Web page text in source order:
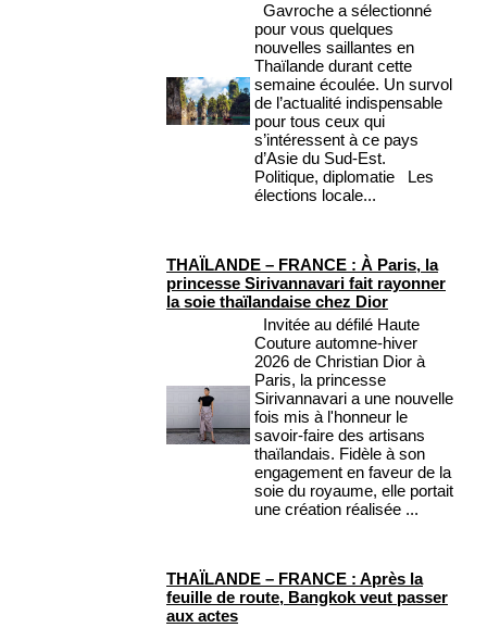
Gavroche a sélectionné
pour vous quelques
nouvelles saillantes en
Thaïlande durant cette
semaine écoulée. Un survol
de l’actualité indispensable
pour tous ceux qui
s’intéressent à ce pays
d’Asie du Sud-Est.
Politique, diplomatie Les
élections locale...
THAÏLANDE – FRANCE : À Paris, la
princesse Sirivannavari fait rayonner
la soie thaïlandaise chez Dior
Invitée au défilé Haute
Couture automne-hiver
2026 de Christian Dior à
Paris, la princesse
Sirivannavari a une nouvelle
fois mis à l'honneur le
savoir-faire des artisans
thaïlandais. Fidèle à son
engagement en faveur de la
soie du royaume, elle portait
une création réalisée ...
THAÏLANDE – FRANCE : Après la
feuille de route, Bangkok veut passer
aux actes